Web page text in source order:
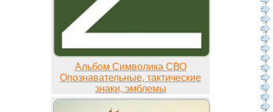
Альбом Символика СВО
Опознавательные, тактические
знаки, эмблемы